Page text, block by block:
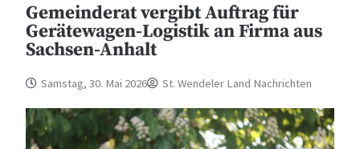
Gemeinderat vergibt Auftrag für
Gerätewagen-Logistik an Firma aus
Sachsen-Anhalt
Samstag, 30. Mai 2026 St. Wendeler Land Nachrichten